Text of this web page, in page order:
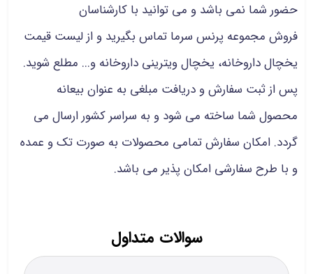
حضور شما نمی باشد و می توانید با کارشناسان
فروش مجموعه پرنس سرما تماس بگیرید و از لیست قیمت
یخچال داروخانه، یخچال ویترینی داروخانه و... مطلع شوید.
پس از ثبت سفارش و دریافت مبلغی به عنوان بیعانه
محصول شما ساخته می شود و به سراسر کشور ارسال می
گردد. امکان سفارش تمامی محصولات به صورت تک و عمده
و با طرح سفارشی امکان پذیر می باشد.
سوالات متداول